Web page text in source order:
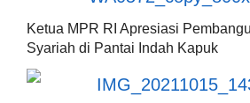
Ketua MPR RI Apresiasi
Syariah di Pantai Indah Kapuk